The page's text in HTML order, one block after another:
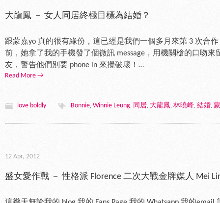
大龍鳳 － 女人同居終極目標為結婚？
跟蒙嘉yo 真的很有緣份，這已經是我們一個多月來第 3 次合
前，她拿了我的手機發了個微訊 message，用機關槍的口吻
友，警告他們別要 phone in 來攪破壞！…
Read More →
love boldly Bonnie, Winnie Leung, 同居, 大龍鳳, 林曉峰, 結婚,
12 Apr, 2012
盛女愛作戰 － 性格派 Florence 二次大戰金牌媒人 Mei